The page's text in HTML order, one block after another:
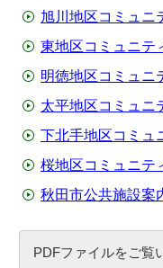
旭川地区コミュニ
東地区コミュニテ
明徳地区コミュニ
太平地区コミュニ
下北手地区コミュ
桜地区コミュニテ
秋田市公共施設案
PDFファイルをご覧